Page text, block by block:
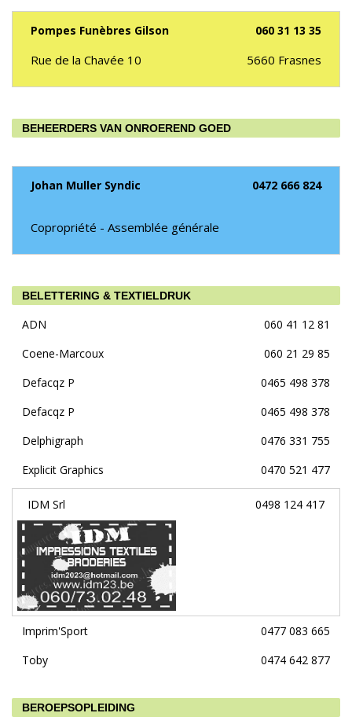
Pompes Funèbres Gilson 060 31 13 35
Rue de la Chavée 10 5660 Frasnes
BEHEERDERS VAN ONROEREND GOED
Johan Muller Syndic 0472 666 824
Copropriété - Assemblée générale
BELETTERING & TEXTIELDRUK
ADN
060 41 12 81
Coene-Marcoux
060 21 29 85
Defacqz P
0465 498 378
Defacqz P
0465 498 378
Delphigraph
0476 331 755
Explicit Graphics
0470 521 477
IDM Srl 0498 124 417
Imprim'Sport
0477 083 665
Toby
0474 642 877
BEROEPSOPLEIDING